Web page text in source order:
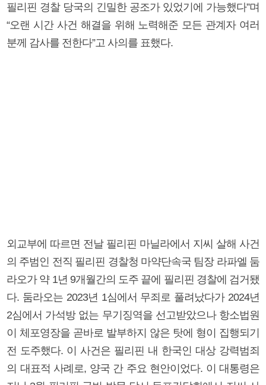
필리핀 경찰 당국의 긴밀한 공조가 있었기에 가능했다”며
“오랜 시간 사건 해결을 위해 노력해준 모든 관계자 여러
분께 감사를 전한다”고 사의를 표했다.
외교부에 따르면 전날 필리핀 마닐라에서 지씨 살해 사건
의 주범인 전직 필리핀 경찰청 마약단속국 팀장 라파엘 둠
라오가 약 1년 9개월간의 도주 끝에 필리핀 경찰에 검거됐
다. 둠라오는 2023년 1심에서 무죄로 풀려났다가 2024년
2심에서 가석방 없는 무기징역을 선고받았으나 항소법원
이 체포영장을 곧바로 발부하지 않은 탓에 형이 집행되기
전 도주했다. 이 사건은 필리핀 내 한국인 대상 강력범죄
의 대표적 사례로, 양국 간 주요 현안이었다. 이 대통령은